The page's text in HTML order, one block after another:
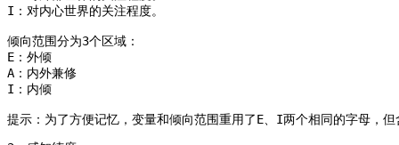
I：对内心世界的关注程度。
倾向范围分为3个区域：
E：外倾
A：内外兼修
I：内倾
提示：为了方便记忆，变量和倾向范围重用了E、I两个相同的字母，但